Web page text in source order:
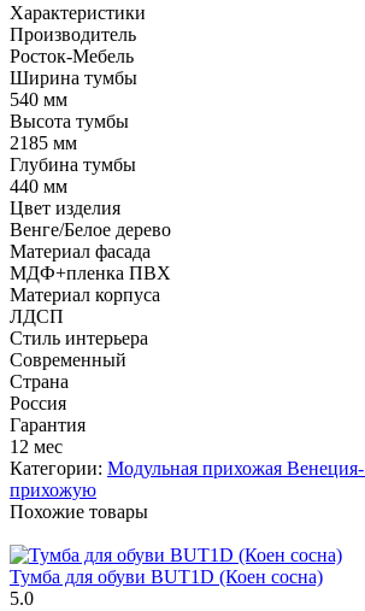
Характеристики
Производитель
Росток-Мебель
Ширина тумбы
540 мм
Высота тумбы
2185 мм
Глубина тумбы
440 мм
Цвет изделия
Венге/Белое дерево
Материал фасада
МДФ+пленка ПВХ
Материал корпуса
ЛДСП
Стиль интерьера
Современный
Страна
Россия
Гарантия
12 мес
Категории: Модульная прихожая Венеция-
прихожую
Похожие товары
Тумба для обуви BUT1D (Коен сосна)
5.0